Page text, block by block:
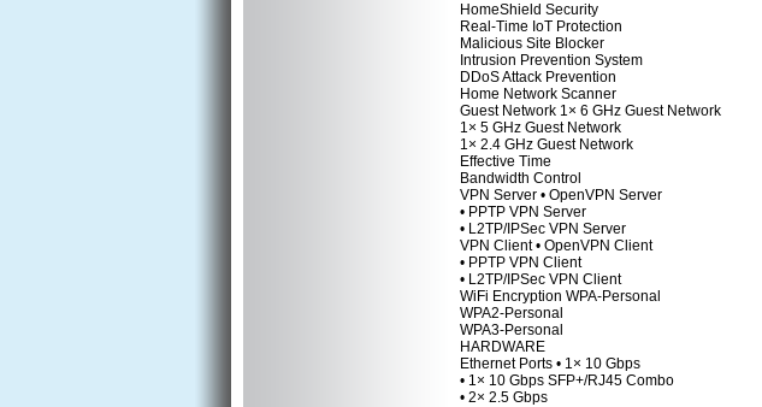
HomeShield Security
Real-Time IoT Protection
Malicious Site Blocker
Intrusion Prevention System
DDoS Attack Prevention
Home Network Scanner
Guest Network 1× 6 GHz Guest Network
1× 5 GHz Guest Network
1× 2.4 GHz Guest Network
Effective Time
Bandwidth Control
VPN Server • OpenVPN Server
• PPTP VPN Server
• L2TP/IPSec VPN Server
VPN Client • OpenVPN Client
• PPTP VPN Client
• L2TP/IPSec VPN Client
WiFi Encryption WPA-Personal
WPA2-Personal
WPA3-Personal
HARDWARE
Ethernet Ports • 1× 10 Gbps
• 1× 10 Gbps SFP+/RJ45 Combo
• 2× 2.5 Gbps